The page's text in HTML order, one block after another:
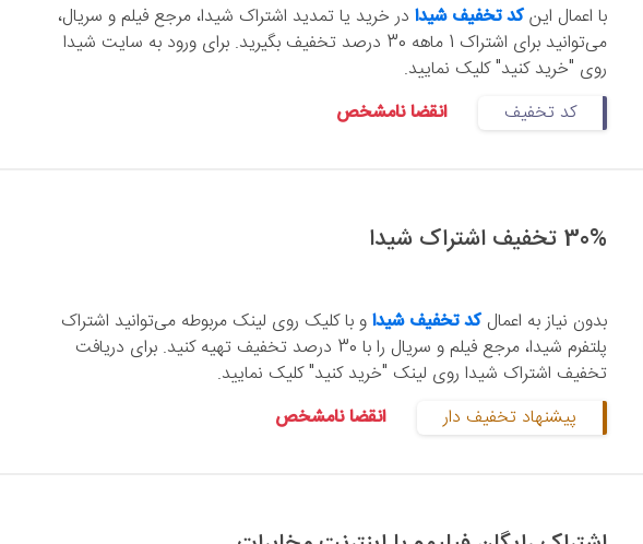
با اعمال اینکد تخفیف شیدادر خرید یا تمدید اشتراک شیدا، مرجع فیلم و سریال،
می‌توانید برای اشتراک 1 ماهه 30 درصد تخفیف بگیرید. برای ورود به سایت شیدا
روی "خرید کنید" کلیک نمایید.
کد تخفیف
انقضا نامشخص
30% تخفیف اشتراک شیدا
بدون نیاز به اعمالکد تخفیف شیداو با کلیک روی لینک مربوطه می‌توانید اشتراک
پلتفرم شیدا، مرجع فیلم و سریال را با 30 درصد تخفیف تهیه کنید. برای دریافت
تخفیف اشتراک شیدا روی لینک "خرید کنید" کلیک نمایید.
پیشنهاد تخفیف دار
انقضا نامشخص